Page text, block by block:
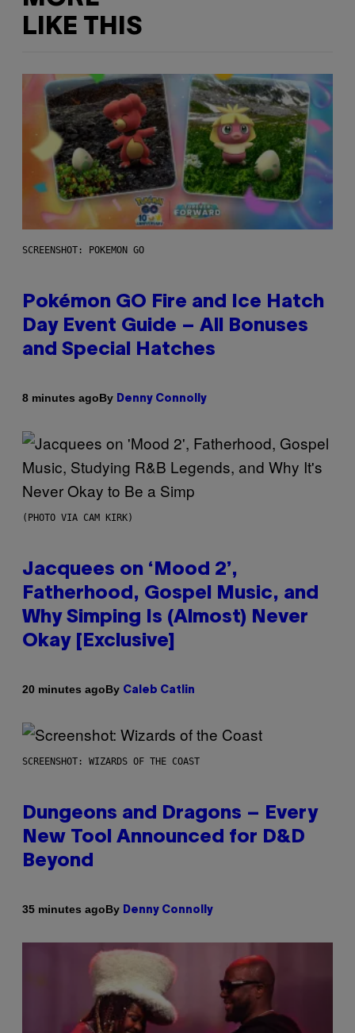
LIKE THIS
SCREENSHOT: POKEMON GO
Pokémon GO Fire and Ice Hatch
Day Event Guide – All Bonuses
and Special Hatches
8 minutes agoBy Denny Connolly
(PHOTO VIA CAM KIRK)
Jacquees on ‘Mood 2’,
Fatherhood, Gospel Music, and
Why Simping Is (Almost) Never
Okay [Exclusive]
20 minutes agoBy Caleb Catlin
SCREENSHOT: WIZARDS OF THE COAST
Dungeons and Dragons – Every
New Tool Announced for D&D
Beyond
35 minutes agoBy Denny Connolly